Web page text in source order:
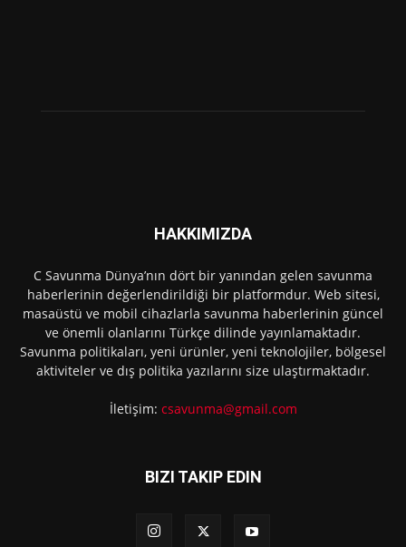
HAKKIMIZDA
C Savunma Dünya’nın dört bir yanından gelen savunma
haberlerinin değerlendirildiği bir platformdur. Web sitesi,
masaüstü ve mobil cihazlarla savunma haberlerinin güncel
ve önemli olanlarını Türkçe dilinde yayınlamaktadır.
Savunma politikaları, yeni ürünler, yeni teknolojiler, bölgesel
aktiviteler ve dış politika yazılarını size ulaştırmaktadır.
İletişim: csavunma@gmail.com
BIZI TAKIP EDIN